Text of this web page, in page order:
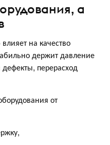
а
на качество
держит давление
перерасход
от